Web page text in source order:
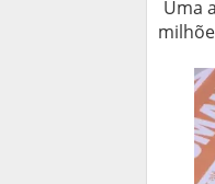
Uma